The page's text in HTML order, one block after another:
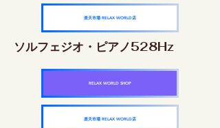
楽天市場 RELAX WORLD店
ソルフェジオ・ピアノ528Hz
RELAX WORLD SHOP
楽天市場 RELAX WORLD店